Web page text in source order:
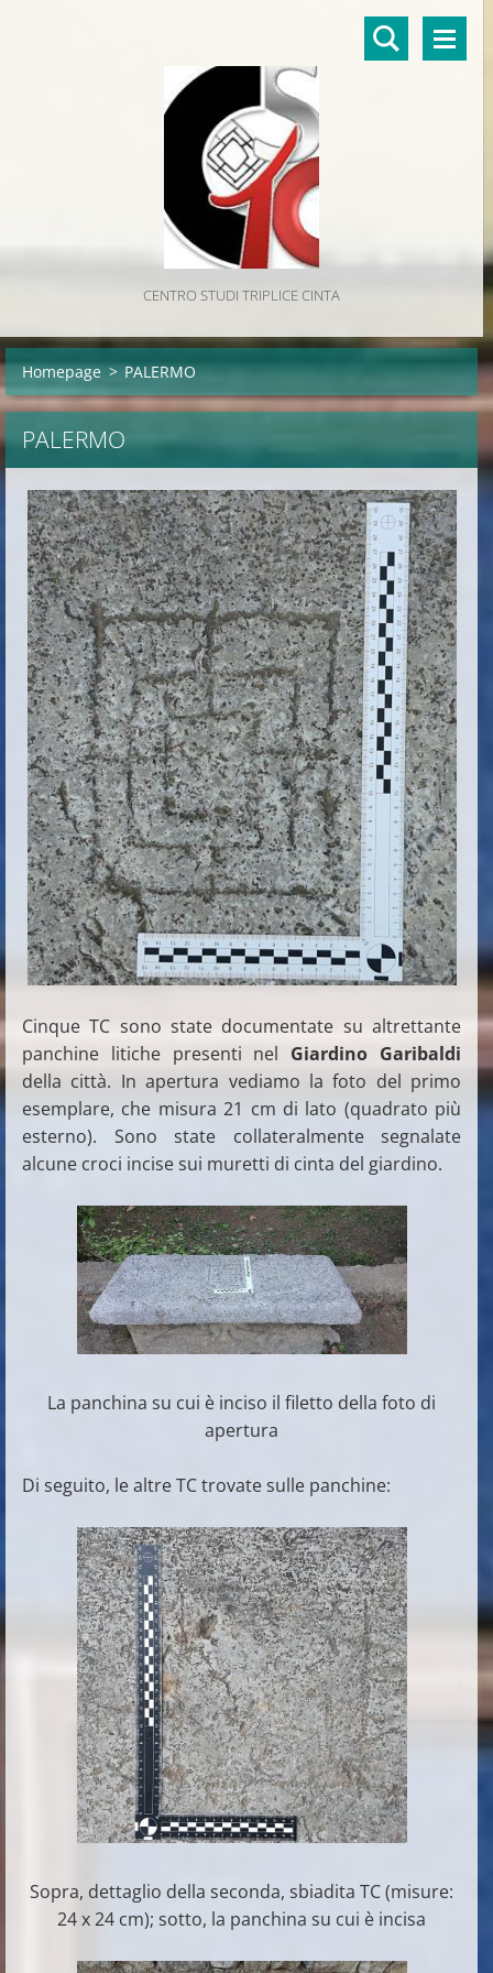
CENTRO STUDI TRIPLICE CINTA
Homepage > PALERMO
PALERMO
Cinque TC sono state documentate su altrettante
panchine litiche presenti nel Giardino Garibaldi
della città. In apertura vediamo la foto del primo
esemplare, che misura 21 cm di lato (quadrato più
esterno). Sono state collateralmente segnalate
alcune croci incise sui muretti di cinta del giardino.
La panchina su cui è inciso il filetto della foto di
apertura
Di seguito, le altre TC trovate sulle panchine:
Sopra, dettaglio della seconda, sbiadita TC (misure:
24 x 24 cm); sotto, la panchina su cui è incisa